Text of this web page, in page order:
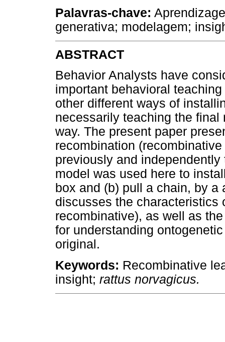
Palavras-chave:
generativa; modelagem;
ABSTRACT
Behavior Analysts have
important behavioral
other different ways of
necessarily teaching the
way. The present paper
recombination
previously and
model was used here to
box and (b) pull a chain, by a
discusses the characteristics
recombinative), as well as
for understanding
original.
Keywords: Recombinative
insight; rattus norvagicus.